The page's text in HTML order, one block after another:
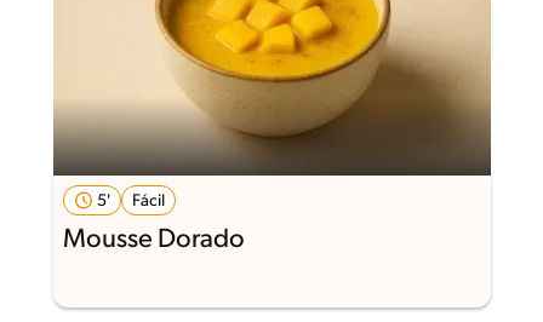
5' Fácil
Mousse Dorado